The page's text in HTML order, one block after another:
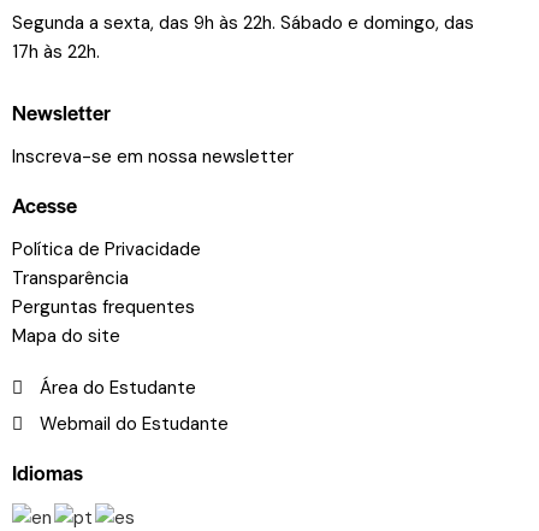
Segunda a sexta, das 9h às 22h. Sábado e domingo, das
17h às 22h.
Newsletter
Inscreva-se em nossa newsletter
Acesse
Política de Privacidade
Transparência
Perguntas frequentes
Mapa do site
Área do Estudante
Webmail do Estudante
Idiomas